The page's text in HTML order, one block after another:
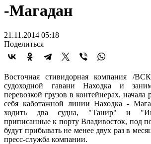
-Магадан
21.11.2014 05:18
Поделиться
Восточная стивидорная компания /
судоходной гавани Находка и
перевозкой грузов в контейнерах, начала
себя каботажной линии Находка -
ходить два судна, "Танир" и
приписанные к порту Владивосток, под
будут прибывать не менее двух раз в
пресс-служба компании.